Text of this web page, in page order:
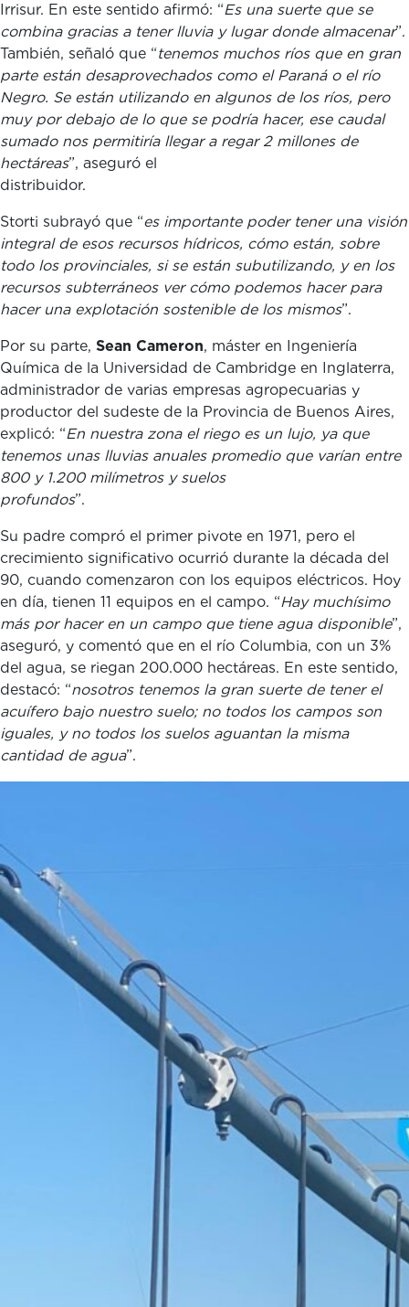
Irrisur. En este sentido afirmó: “Es una suerte que se
combina gracias a tener lluvia y lugar donde almacenar”.
También, señaló que “tenemos muchos ríos que en gran
parte están desaprovechados como el Paraná o el río
Negro. Se están utilizando en algunos de los ríos, pero
muy por debajo de lo que se podría hacer, ese caudal
sumado nos permitiría llegar a regar 2 millones de
hectáreas”, aseguró el
Storti subrayó que “es importante poder tener una visión
integral de esos recursos hídricos, cómo están, sobre
todo los provinciales, si se están subutilizando, y en los
recursos subterráneos ver cómo podemos hacer para
hacer una explotación sostenible de los mismos”.
Por su parte, Sean Cameron, máster en Ingeniería
Química de la Universidad de Cambridge en Inglaterra,
administrador de varias empresas agropecuarias y
productor del sudeste de la Provincia de Buenos Aires,
explicó: “En nuestra zona el riego es un lujo, ya que
tenemos unas lluvias anuales promedio que varían entre
800 y 1.200 milímetros y suelos
profundos
Su padre compró el primer pivote en 1971, pero el
crecimiento significativo ocurrió durante la década del
90, cuando comenzaron con los equipos eléctricos. Hoy
en día, tienen 11 equipos en el campo. “Hay muchísimo
más por hacer en un campo que tiene agua disponible”,
aseguró, y comentó que en el río Columbia, con un 3%
del agua, se riegan 200.000 hectáreas. En este sentido,
destacó: “nosotros tenemos la gran suerte de tener el
acuífero bajo nuestro suelo; no todos los campos son
iguales, y no todos los suelos aguantan la misma
cantidad de agua”.